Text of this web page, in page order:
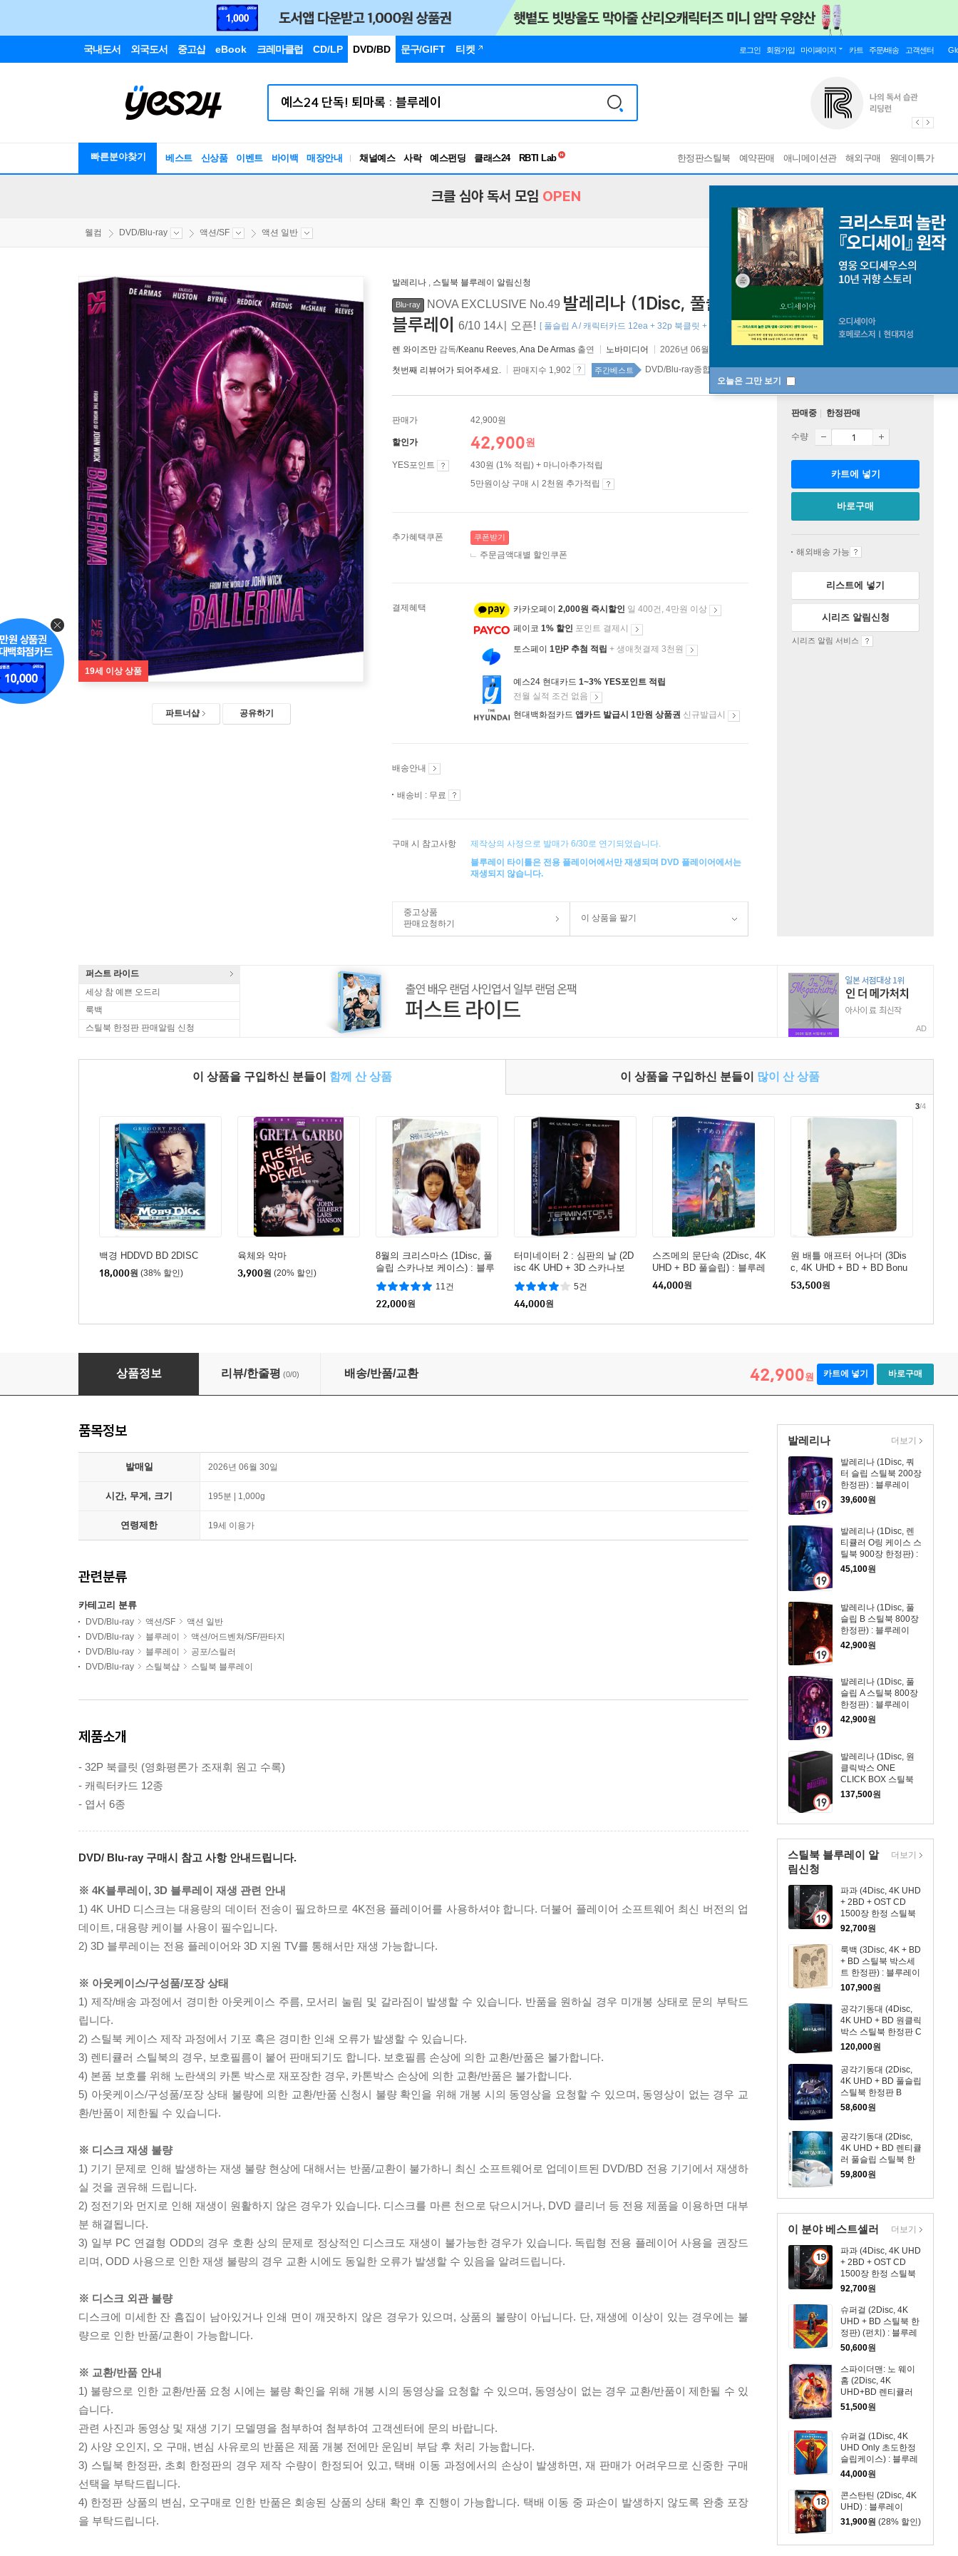
국내도서 외국도서 중고샵 eBook 크레마클럽 CD/LP DVD/BD 문구/GIFT 티켓 로그인 회원가입 마이페이지 카트 주문/배송 고객센터
빠른분야찾기 베스트 신상품 이벤트 바이백 매장안내 채널예스 사락 예스펀딩 클래스24
독서유형검사
한정판스틸북 예약판매 애니메이션관 해외구매 원데이특가
오늘은 그만 보기
크클 심야 독서 모임 OPEN
웰컴 DVD/Blu-ray 액션/SF 액션 일반
19세 이상 상품
파트너샵 공유하기
발레리나 , 스틸북 블루레이 알림신청
Blu-ray NOVA EXCLUSIVE No.49 발레리나 (1Disc, 풀슬립 A 스틸북 800장 한정판) :
블루레이 6/10 14시 오픈! [ 풀슬립 A / 캐릭터카드 12ea + 32p 북클릿 + 포스트 카드 6ea ]
렌 와이즈만 감독/Keanu Reeves,Ana De Armas 출연 노바미디어 2026년 06월 30일
첫번째 리뷰어가 되어주세요. 판매지수 1,902 주간베스트 DVD/Blu-ray종합 100위 액션/SF 38위
판매가 42,900원
할인가 42,900원
YES포인트
430원 (1% 적립) + 마니아추가적립
5만원이상 구매 시 2천원 추가적립
추가혜택쿠폰 쿠폰받기
주문금액대별 할인쿠폰
결제혜택 카카오페이 2,000원 즉시할인 일 400건, 4만원 이상
페이코 1% 할인 포인트 결제시
토스페이 1만P 추첨 적립 + 생애첫결제 3천원
예스24 현대카드 1~3% YES포인트 적립
전월 실적 조건 없음
현대백화점카드 앱카드 발급시 1만원 상품권 신규발급시
배송안내
배송비 : 무료
구매 시 참고사항
제작상의 사정으로 발매가 6/30로 연기되었습니다.
블루레이 타이틀은 전용 플레이어에서만 재생되며 DVD 플레이어에서는
재생되지 않습니다.
중고상품
판매요청하기
이 상품을 팔기
판매중 한정판매
수량
카트에 넣기
바로구매
해외배송 가능
리스트에 넣기
시리즈 알림신청
시리즈 알림 서비스
퍼스트 라이드
세상 참 예쁜 오드리
룩백
스틸북 한정판 판매알림 신청
AD
이 상품을 구입하신 분들이 함께 산 상품 이 상품을 구입하신 분들이 많이 산 상품
백경 HDDVD BD 2DISC
18,000원 (38% 할인)
육체와 악마
3,900원 (20% 할인)
8월의 크리스마스 (1Disc, 풀
슬립 스카나보 케이스) : 블루
레이
11건
22,000원
터미네이터 2 : 심판의 날 (2D
isc 4K UHD + 3D 스카나보
풀슬립) : 블루레이
5건
44,000원
스즈메의 문단속 (2Disc, 4K
UHD + BD 풀슬립) : 블루레
이
44,000원
원 배틀 애프터 어나더 (3Dis
c, 4K UHD + BD + BD Bonu
s 스틸북 한정판) : 블루레이
53,500원
3/4
발레리나 (1Disc, 풀슬립 A 스틸북 800장 한정판) : 블루레이
상품정보 리뷰/한줄평 (0/0) 배송/반품/교환 42,900원 카트에 넣기 바로구매
발레리나
발레리나 (1Disc, 쿼
터 슬립 스틸북 200장
한정판) : 블루레이
39,600원
발레리나 (1Disc, 렌
티큘러 O링 케이스 스
틸북 900장 한정판) :
블루레이
45,100원
발레리나 (1Disc, 풀
슬립 B 스틸북 800장
한정판) : 블루레이
42,900원
발레리나 (1Disc, 풀
슬립 A 스틸북 800장
한정판) : 블루레이
42,900원
발레리나 (1Disc, 원
클릭박스 ONE
CLICK BOX 스틸북
600장 한정판) : 블루
레이
137,500원
더보기
스틸북 블루레이 알
림신청
파과 (4Disc, 4K UHD
+ 2BD + OST CD
1500장 한정 스틸북
한정판) : 블루레이
92,700원
룩백 (3Disc, 4K + BD
+ BD 스틸북 박스세
트 한정판) : 블루레이
107,900원
공각기동대 (4Disc,
4K UHD + BD 원클릭
박스 스틸북 한정판 C
Type) : 블루레이
120,000원
공각기동대 (2Disc,
4K UHD + BD 풀슬립
스틸북 한정판 B
Type) : 블루레이
58,600원
공각기동대 (2Disc,
4K UHD + BD 렌티큘
러 풀슬립 스틸북 한
정판 A Type) : 블루레
59,800원
더보기
이 분야 베스트셀러
19
세
이
상
품
파과 (4Disc, 4K UHD
+ 2BD + OST CD
1500장 한정 스틸북
한정판) : 블루레이
92,700원
슈퍼걸 (2Disc, 4K
UHD + BD 스틸북 한
정판) (펀치) : 블루레
이
50,600원
스파이더맨: 노 웨이
홈 (2Disc, 4K
UHD+BD 렌티큘러
풀슬립 B1 스틸북 넘
51,500원
슈퍼걸 (1Disc, 4K
UHD Only 초도한정
슬립케이스) : 블루레
이
44,000원
18
세
이
상
콘스탄틴 (2Disc, 4K
UHD) : 블루레이
31,900원 (28% 할인)
더보기
품목정보
발매일 2026년 06월 30일
시간, 무게, 크기 195분 | 1,000g
연령제한 19세 이용가
관련분류
카테고리 분류
DVD/Blu-ray 액션/SF
액션 일반
DVD/Blu-ray
블루레이
액션/어드벤쳐/SF/판타지
DVD/Blu-ray
블루레이
공포/스릴러
DVD/Blu-ray
스틸북샵 스틸북 블루레이
제품소개
- 32P 북클릿 (영화평론가 조재휘 원고 수록)
- 캐릭터카드 12종
- 엽서 6종
DVD/ Blu-ray 구매시 참고 사항 안내드립니다.
※ 4K블루레이, 3D 블루레이 재생 관련 안내
1) 4K UHD 디스크는 대용량의 데이터 전송이 필요하므로 4K전용 플레이어를 사용하셔야 합니다. 더불어 플레이어 소프트웨어 최신 버전의 업
데이트, 대용량 케이블 사용이 필수입니다.
2) 3D 블루레이는 전용 플레이어와 3D 지원 TV를 통해서만 재생 가능합니다.
※ 아웃케이스/구성품/포장 상태
1) 제작/배송 과정에서 경미한 아웃케이스 주름, 모서리 눌림 및 갈라짐이 발생할 수 있습니다. 반품을 원하실 경우 미개봉 상태로 문의 부탁드
립니다.
2) 스틸북 케이스 제작 과정에서 기포 혹은 경미한 인쇄 오류가 발생할 수 있습니다.
3) 렌티큘러 스틸북의 경우, 보호필름이 붙어 판매되기도 합니다. 보호필름 손상에 의한 교환/반품은 불가합니다.
4) 본품 보호를 위해 노란색의 카톤 박스로 재포장한 경우, 카톤박스 손상에 의한 교환/반품은 불가합니다.
5) 아웃케이스/구성품/포장 상태 불량에 의한 교환/반품 신청시 불량 확인을 위해 개봉 시의 동영상을 요청할 수 있으며, 동영상이 없는 경우 교
환/반품이 제한될 수 있습니다.
※ 디스크 재생 불량
1) 기기 문제로 인해 발생하는 재생 불량 현상에 대해서는 반품/교환이 불가하니 최신 소프트웨어로 업데이트된 DVD/BD 전용 기기에서 재생하
실 것을 권유해 드립니다.
2) 정전기와 먼지로 인해 재생이 원활하지 않은 경우가 있습니다. 디스크를 마른 천으로 닦으시거나, DVD 클리너 등 전용 제품을 이용하면 대부
분 해결됩니다.
3) 일부 PC 연결형 ODD의 경우 호환 상의 문제로 정상적인 디스크도 재생이 불가능한 경우가 있습니다. 독립형 전용 플레이어 사용을 권장드
리며, ODD 사용으로 인한 재생 불량의 경우 교환 시에도 동일한 오류가 발생할 수 있음을 알려드립니다.
※ 디스크 외관 불량
디스크에 미세한 잔 흠집이 남아있거나 인쇄 면이 깨끗하지 않은 경우가 있으며, 상품의 불량이 아닙니다. 단, 재생에 이상이 있는 경우에는 불
량으로 인한 반품/교환이 가능합니다.
※ 교환/반품 안내
1) 불량으로 인한 교환/반품 요청 시에는 불량 확인을 위해 개봉 시의 동영상을 요청할 수 있으며, 동영상이 없는 경우 교환/반품이 제한될 수 있
습니다.
관련 사진과 동영상 및 재생 기기 모델명을 첨부하여 첨부하여 고객센터에 문의 바랍니다.
2) 사양 오인지, 오 구매, 변심 사유로의 반품은 제품 개봉 전에만 운임비 부담 후 처리 가능합니다.
3) 스틸북 한정판, 초회 한정판의 경우 제작 수량이 한정되어 있고, 택배 이동 과정에서의 손상이 발생하면, 재 판매가 어려우므로 신중한 구매
선택을 부탁드립니다.
4) 한정판 상품의 변심, 오구매로 인한 반품은 회송된 상품의 상태 확인 후 진행이 가능합니다. 택배 이동 중 파손이 발생하지 않도록 완충 포장
을 부탁드립니다.